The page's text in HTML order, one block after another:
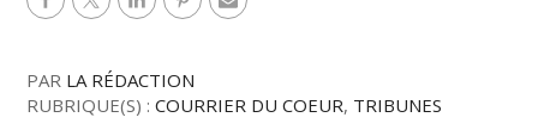
PAR LA RÉDACTION
RUBRIQUE(S) :COURRIER DU COEUR, TRIBUNES